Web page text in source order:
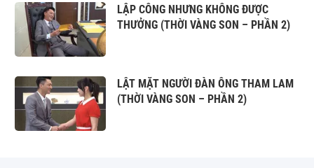
LẬP CÔNG NHƯNG KHÔNG ĐƯỢC
THƯỞNG (THỜI VÀNG SON – PHẦN 2)
LẬT MẶT NGƯỜI ĐÀN ÔNG THAM LAM
(THỜI VÀNG SON – PHẦN 2)